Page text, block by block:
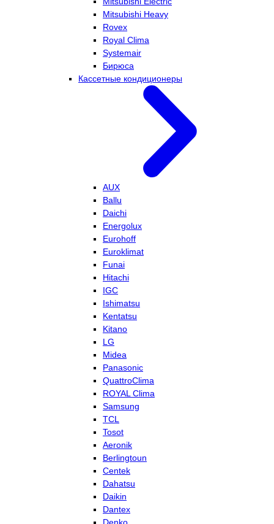
Mitsubishi Heavy
Rovex
Royal Clima
Systemair
Бирюса
Кассетные кондиционеры
AUX
Ballu
Daichi
Energolux
Eurohoff
Euroklimat
Funai
Hitachi
IGC
Ishimatsu
Kentatsu
Kitano
LG
Midea
Panasonic
QuattroClima
ROYAL Clima
Samsung
TCL
Tosot
Aeronik
Berlingtoun
Centek
Dahatsu
Daikin
Dantex